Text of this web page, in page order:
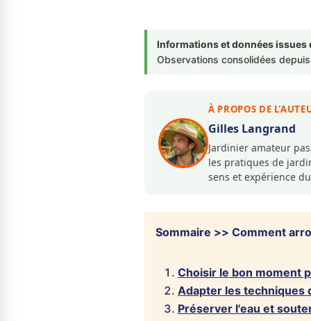
Informations et données issues
Observations consolidées
À PROPOS DE
Gilles Langrand
Jardinier amateur
les pratiques de
sens et expérience
Sommaire >> Comment
Choisir le bon moment
Adapter les techniques
Préserver l'eau et